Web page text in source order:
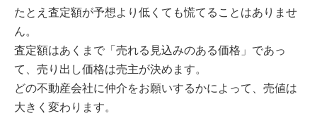
たとえ査定額が予想より低くても慌てることはありませ
ん。
査定額はあくまで「売れる見込みのある価格」であっ
て、売り出し価格は売主が決めます。
どの不動産会社に仲介をお願いするかによって、売値は
大きく変わります。